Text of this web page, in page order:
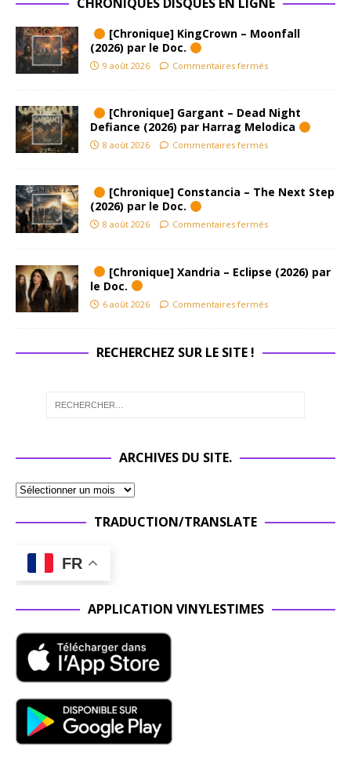
[Chronique] KingCrown – Moonfall
(2026) par le Doc.
9 août 2026 Commentaires fermés
[Chronique] Gargant – Dead Night
Defiance (2026) par Harrag Melodica
8 août 2026 Commentaires fermés
[Chronique] Constancia – The Next Step
(2026) par le Doc.
8 août 2026 Commentaires fermés
[Chronique] Xandria – Eclipse (2026) par
le Doc.
6 août 2026 Commentaires fermés
RECHERCHEZ SUR LE SITE !
ARCHIVES DU SITE.
TRADUCTION/TRANSLATE
FR
APPLICATION VINYLESTIMES